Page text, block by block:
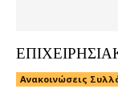
Ανακοινώσεις